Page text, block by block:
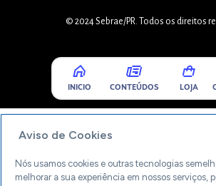
© 2024 Sebrae/PR. Todos os direitos
INICIO CONTEÚDOS LOJA
Aviso de Cookies
Nós usamos cookies e outras tecnologias
melhorar a sua experiência em nossos serviços,